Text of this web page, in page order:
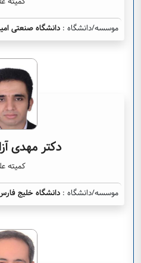
موسسه/دانشگاه : دانشگاه صنعتی
دکتر مهدی
کمیته
موسسه/دانشگاه : دانشگاه خلیج